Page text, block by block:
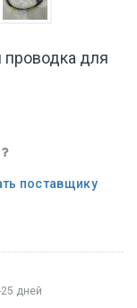
проводка для
поставщику
дней